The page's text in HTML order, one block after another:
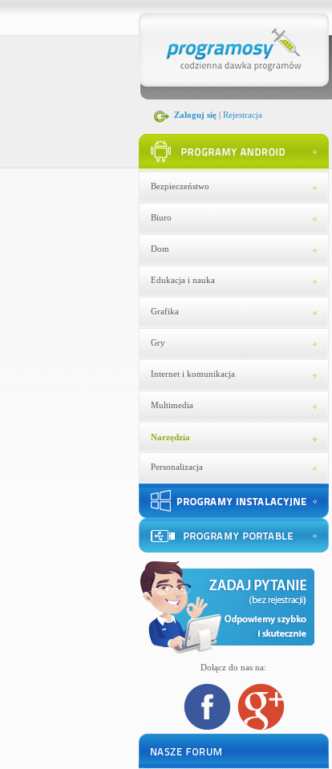
Zaloguj się| Rejestracja
Bezpieczeństwo
Biuro
Dom
Edukacja i nauka
Grafika
Gry
Internet i komunikacja
Multimedia
Narzędzia
Personalizacja
Dołącz do nas na: